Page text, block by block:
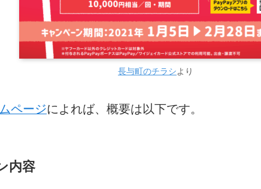
長与町のチラシより
ページによれば、概要は以下です。
内容